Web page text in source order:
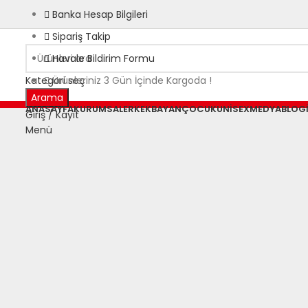
Banka Hesap Bilgileri
Sipariş Takip
Havale Bildirim Formu
Ürünleriniz 3 Gün İçinde Kargoda !
Kategori seç
Arama
Giriş / Kayıt
Menü
ANASAYFAKURUMSALERKEKBAYANÇOCUKUNISEXMEDYABLOG